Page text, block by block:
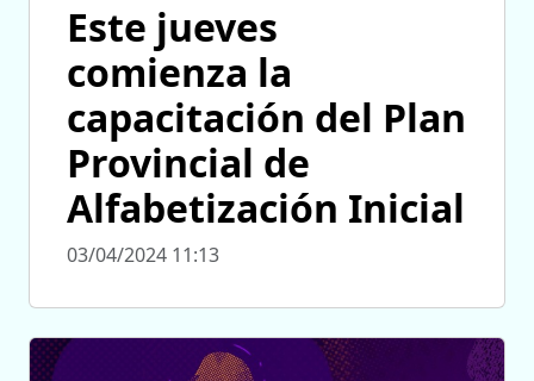
Este jueves
comienza la
capacitación del Plan
Provincial de
Alfabetización Inicial
03/04/2024 11:13